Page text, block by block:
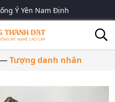
Ý Yên Nam Định
—Tượng danh nhân